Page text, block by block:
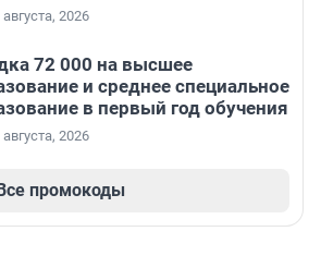
2026
72 000 на высшее
и среднее специальное
в первый год обучения
2026
промокоды